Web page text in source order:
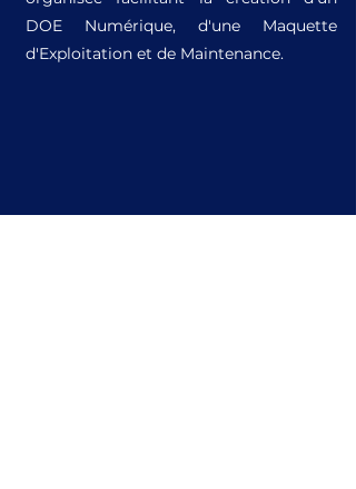
DOE Numérique, d'une Maquette
d'Exploitation et de Maintenance.